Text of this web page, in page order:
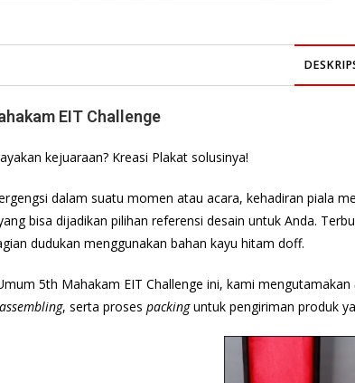
EIT Challenge
kejuaraan? Kreasi Plakat solusinya!
dalam suatu momen atau acara, kehadiran piala
bisa dijadikan pilihan referensi desain untuk Anda.
dudukan menggunakan bahan kayu hitam doff.
5th Mahakam EIT Challenge ini, kami mengutamakan
assembling, serta proses packinguntuk pengiriman produk